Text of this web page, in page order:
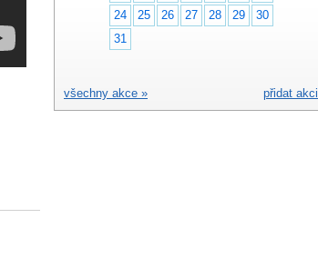
24
25 26 27 28 29
30
31
přidat akci
všechny akce »